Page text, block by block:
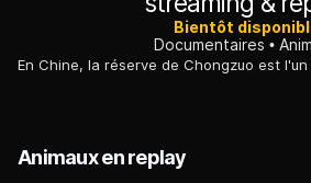
Bientôt
Documentaires
Animaux en replay